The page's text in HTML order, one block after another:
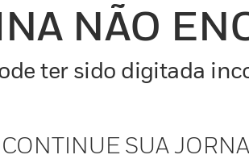
NÃO
ter sido digitada
CONTINUE SUA